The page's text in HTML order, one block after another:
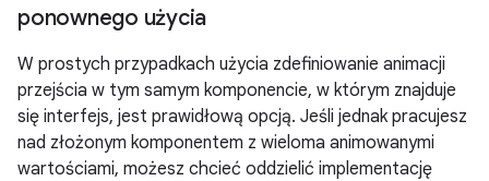
ponownego użycia
W prostych przypadkach użycia zdefiniowanie animacji
przejścia w tym samym komponencie, w którym znajduje
się interfejs, jest prawidłową opcją. Jeśli jednak pracujesz
nad złożonym komponentem z wieloma animowanymi
wartościami, możesz chcieć oddzielić implementację